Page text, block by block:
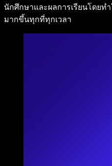
นักศึกษาและผลการเรียนโดยท
มากขึ้นทุกที่ทุกเวลา